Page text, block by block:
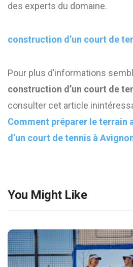
des experts du domaine.
construction d’un court de
Pour plus d’informations
construction d’un court de
consulter cet article
Comment préparer le terrain
d’un court de tennis à
You Might Like